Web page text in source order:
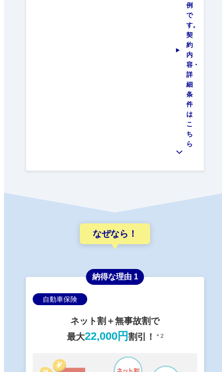
例
で
す。
契
約
内
容・
詳
細
条
件
は
こ
ち
ら
なぜなら！
納得な理由 1
自動車保険
ネット割＋無事故割で
最大22,000円 割引！ ＊2